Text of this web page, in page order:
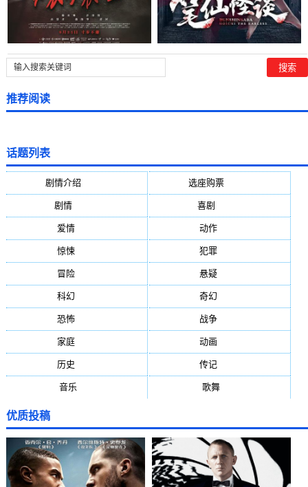
推荐阅读
话题列表
剧情介绍 选座购票(5388)
剧情 喜剧
爱情(887) 动作
惊悚(648) 犯罪
冒险(377) 悬疑
科幻 奇幻
恐怖(236) 战争
家庭(195) 动画
历史 传记
音乐 歌舞(81)
优质投稿